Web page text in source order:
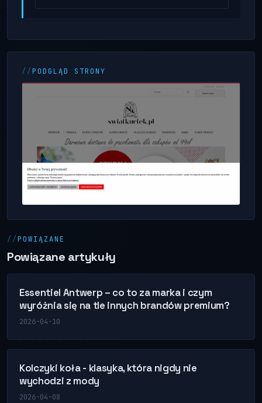
PODGLĄD STRONY
POWIĄZANE
Powiązane artykuły
Essentiel Antwerp – co to za marka i czym
wyróżnia się na tle innych brandów premium?
2026-04-10
Kolczyki koła - klasyka, która nigdy nie
wychodzi z mody
2026-04-08